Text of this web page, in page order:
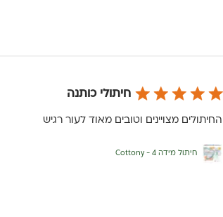
חיתולי כותנה
החיתולים מצויינים וטובים מאוד לעור רגיש
חיתול מידה 4 - Cottony